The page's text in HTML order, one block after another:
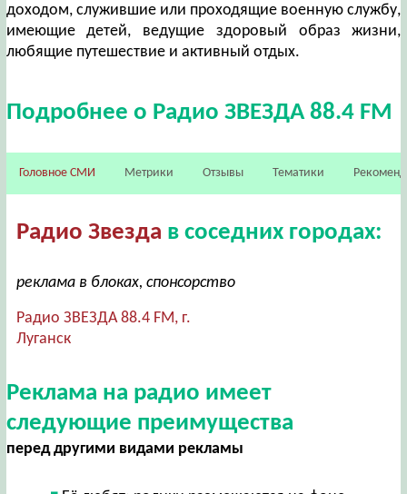
доходом, служившие или проходящие военную службу,
имеющие детей, ведущие здоровый образ жизни,
любящие путешествие и активный отдых.
Подробнее о Радио ЗВЕЗДА 88.4 FM
Головное СМИ Метрики Отзывы Тематики
Радио Звезда в соседних городах:
реклама в блоках, спонсорство
Радио ЗВЕЗДА 88.4 FM, г.
Луганск
Реклама на радио имеет
следующие преимущества
перед другими видами рекламы